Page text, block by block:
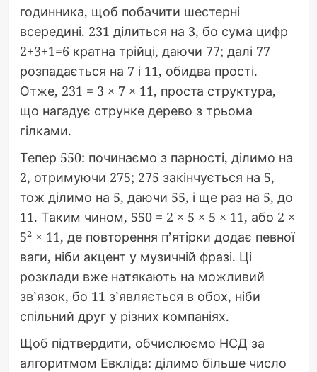
годинника, щоб побачити шестерні
всередині. 231 ділиться на 3, бо сума цифр
2+3+1=6 кратна трійці, даючи 77; далі 77
розпадається на 7 і 11, обидва прості.
Отже, 231 = 3 × 7 × 11, проста структура,
що нагадує струнке дерево з трьома
гілками.
Тепер 550: починаємо з парності, ділимо на
2, отримуючи 275; 275 закінчується на 5,
тож ділимо на 5, даючи 55, і ще раз на 5, до
11. Таким чином, 550 = 2 × 5 × 5 × 11, або 2 ×
5² × 11, де повторення п’ятірки додає певної
ваги, ніби акцент у музичній фразі. Ці
розклади вже натякають на можливий
зв’язок, бо 11 з’являється в обох, ніби
спільний друг у різних компаніях.
Щоб підтвердити, обчислюємо НСД за
алгоритмом Евкліда: ділимо більше число